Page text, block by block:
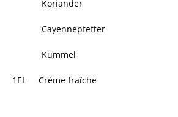
Koriander
Cayennepfeffer
Kümmel
1EL Crème fraîche